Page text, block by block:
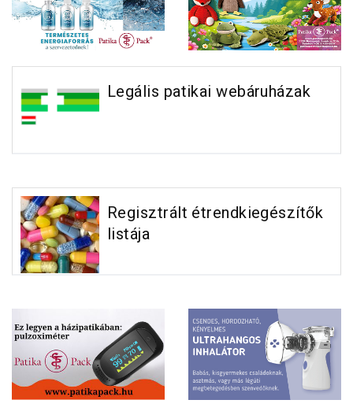
Legális patikai webáruházak
Regisztrált étrendkiegészítők
listája